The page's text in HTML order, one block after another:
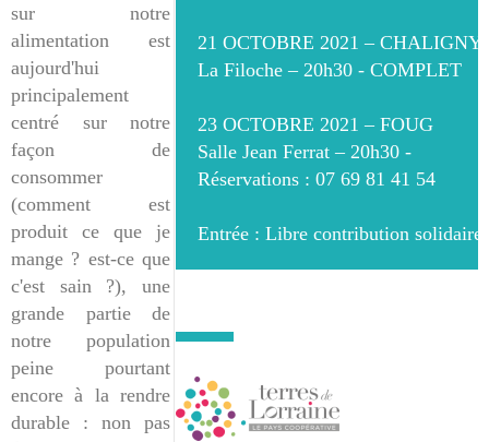
sur notre
alimentation est
aujourd'hui
principalement
centré sur notre
façon de
consommer
(comment est
produit ce que je
mange ? est-ce que
c'est sain ?), une
grande partie de
notre population
peine pourtant
encore à la rendre
durable : non pas
21 OCTOBRE 2021 – CHALIGNY
La Filoche – 20h30 - COMPLET
23 OCTOBRE 2021 – FOUG
Salle Jean Ferrat – 20h30 -
Réservations : 07 69 81 41 54
Entrée : Libre contribution solidaire